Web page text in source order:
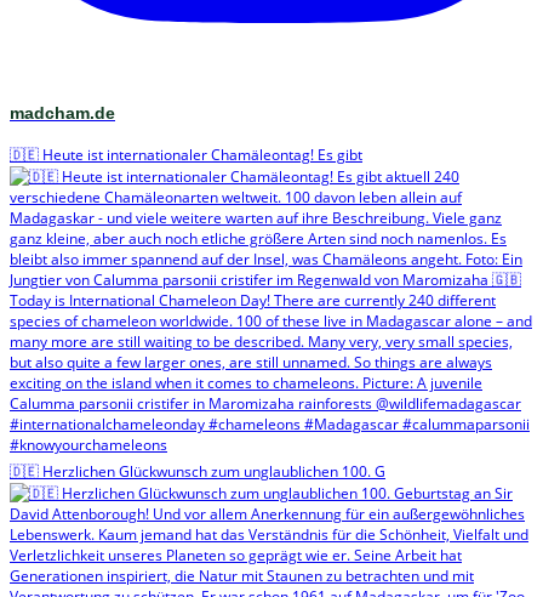
madcham.de
🇩🇪 Heute ist internationaler Chamäleontag! Es gibt
🇩🇪 Herzlichen Glückwunsch zum unglaublichen 100. G